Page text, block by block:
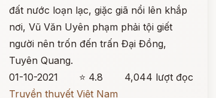
đất nước loạn lạc, giặc giã nổi lên khắp
nơi, Vũ Văn Uyên phạm phải tội giết
người nên trốn đến trấn Đại Đồng,
Tuyên Quang.
01-10-2021
⭐ 4.8
4,044 lượt đọc
Truyền thuyết Việt Nam